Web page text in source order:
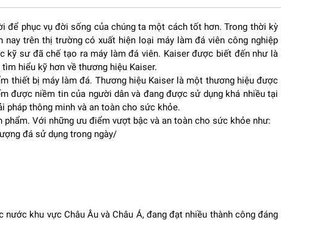
đến nhà
tình trạng
để phục vụ đời sống của chúng ta một cách tốt hơn. Trong thời kỳ
trên thị trường có xuất hiện loại máy làm đá viên công nghiệp
kỹ sư đã chế tạo ra máy làm đá viên. Kaiser được biết đến như là
hiểu kỹ hơn về thương hiệu Kaiser.
thiết bị máy làm đá. Thương hiệu Kaiser là một thương hiệu được
được niềm tin của người dân và đang được sử dụng khá nhiều tại
pháp thông minh và an toàn cho sức khỏe.
Với những ưu điểm vượt bậc và an toàn cho sức khỏe như:
đá sử dụng trong ngày/
khu vực Châu Âu và Châu Á, đang đạt nhiều thành công đáng